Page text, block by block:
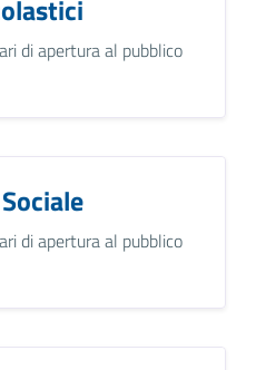
di apertura al pubblico
di apertura al pubblico